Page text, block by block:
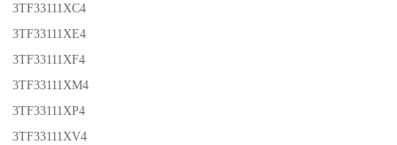
3TF33111XC4
3TF33111XE4
3TF33111XF4
3TF33111XM4
3TF33111XP4
3TF33111XV4